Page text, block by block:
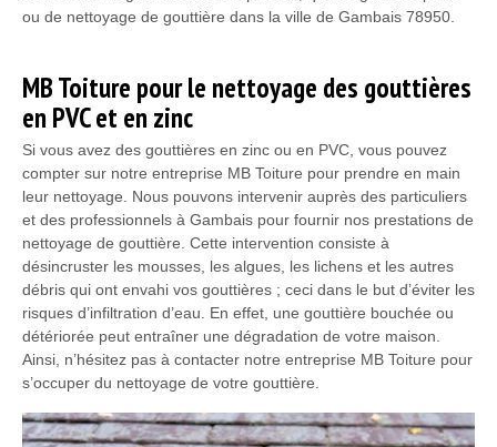
ou de nettoyage de gouttière dans la ville de Gambais 78950.
MB Toiture pour le nettoyage des gouttières
en PVC et en zinc
Si vous avez des gouttières en zinc ou en PVC, vous pouvez
compter sur notre entreprise MB Toiture pour prendre en main
leur nettoyage. Nous pouvons intervenir auprès des particuliers
et des professionnels à Gambais pour fournir nos prestations de
nettoyage de gouttière. Cette intervention consiste à
désincruster les mousses, les algues, les lichens et les autres
débris qui ont envahi vos gouttières ; ceci dans le but d’éviter les
risques d’infiltration d’eau. En effet, une gouttière bouchée ou
détériorée peut entraîner une dégradation de votre maison.
Ainsi, n’hésitez pas à contacter notre entreprise MB Toiture pour
s’occuper du nettoyage de votre gouttière.